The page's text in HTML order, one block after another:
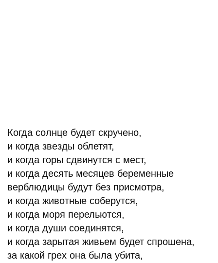
Когда солнце будет скручено,
и когда звезды облетят,
и когда горы сдвинутся с мест,
и когда десять месяцев беременные
верблюдицы будут без присмотра,
и когда животные соберутся,
и когда моря перельются,
и когда души соединятся,
и когда зарытая живьем будет спрошена,
за какой грех она была убита,